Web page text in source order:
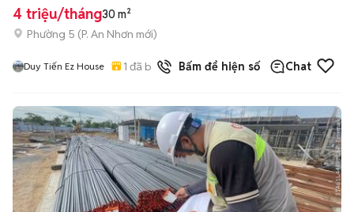
4 triệu/tháng30 m²
Phường 5 (P. An Nhơn mới)
Duy Tiến Ez House 1 đã bán Bấm để hiện số Chat